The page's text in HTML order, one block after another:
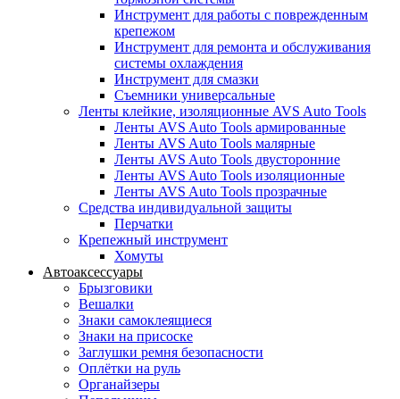
Инструмент для работы с поврежденным
крепежом
Инструмент для ремонта и обслуживания
системы охлаждения
Инструмент для смазки
Съемники универсальные
Ленты клейкие, изоляционные AVS Auto Tools
Ленты AVS Auto Tools армированные
Ленты AVS Auto Tools малярные
Ленты AVS Auto Tools двусторонние
Ленты AVS Auto Tools изоляционные
Ленты AVS Auto Tools прозрачные
Средства индивидуальной защиты
Перчатки
Крепежный инструмент
Хомуты
Автоаксессуары
Брызговики
Вешалки
Знаки самоклеящиеся
Знаки на присоске
Заглушки ремня безопасности
Оплётки на руль
Органайзеры